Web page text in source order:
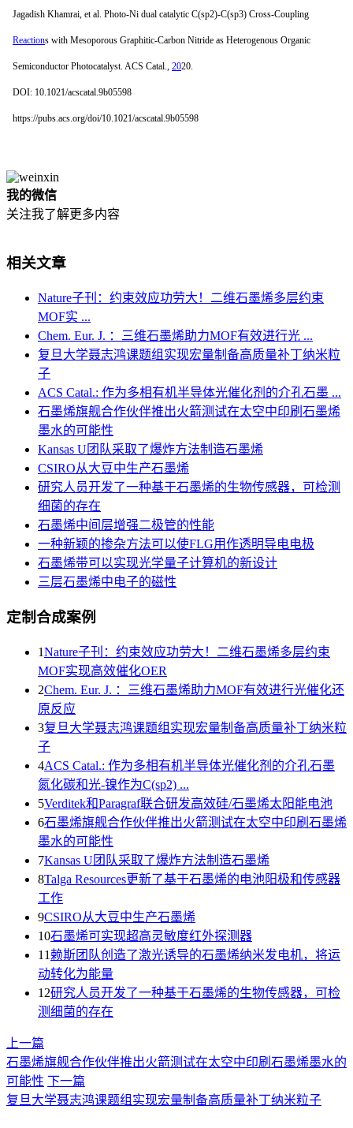
Jagadish Khamrai, et al. Photo-Ni dual catalytic C(sp2)-C(sp3) Cross-Coupling
Reactions with Mesoporous Graphitic-Carbon Nitride as Heterogenous Organic
Semiconductor Photocatalyst. ACS Catal., 2020.
DOI: 10.1021/acscatal.9b05598
https://pubs.acs.org/doi/10.1021/acscatal.9b05598
我的微信
关注我了解更多内容
相关文章
Nature子刊：约束效应功劳大！二维石墨烯多层约束
MOF实 ...
Chem. Eur. J. ：三维石墨烯助力MOF有效进行光 ...
复旦大学聂志鸿课题组实现宏量制备高质量补丁纳米粒
子
ACS Catal.: 作为多相有机半导体光催化剂的介孔石墨 ...
石墨烯旗舰合作伙伴推出火箭测试在太空中印刷石墨烯
墨水的可能性
Kansas U团队采取了爆炸方法制造石墨烯
CSIRO从大豆中生产石墨烯
研究人员开发了一种基于石墨烯的生物传感器，可检测
细菌的存在
石墨烯中间层增强二极管的性能
一种新颖的掺杂方法可以使FLG用作透明导电电极
石墨烯带可以实现光学量子计算机的新设计
三层石墨烯中电子的磁性
定制合成案例
1Nature子刊：约束效应功劳大！二维石墨烯多层约束
MOF实现高效催化OER
2Chem. Eur. J. ：三维石墨烯助力MOF有效进行光催化还
原反应
3复旦大学聂志鸿课题组实现宏量制备高质量补丁纳米粒
子
4ACS Catal.: 作为多相有机半导体光催化剂的介孔石墨
氮化碳和光-镍作为C(sp2) ...
5Verditek和Paragraf联合研发高效硅/石墨烯太阳能电池
6石墨烯旗舰合作伙伴推出火箭测试在太空中印刷石墨烯
墨水的可能性
7Kansas U团队采取了爆炸方法制造石墨烯
8Talga Resources更新了基于石墨烯的电池阳极和传感器
工作
9CSIRO从大豆中生产石墨烯
10石墨烯可实现超高灵敏度红外探测器
11赖斯团队创造了激光诱导的石墨烯纳米发电机，将运
动转化为能量
12研究人员开发了一种基于石墨烯的生物传感器，可检
测细菌的存在
上一篇
石墨烯旗舰合作伙伴推出火箭测试在太空中印刷石墨烯墨水的
可能性 下一篇
复旦大学聂志鸿课题组实现宏量制备高质量补丁纳米粒子